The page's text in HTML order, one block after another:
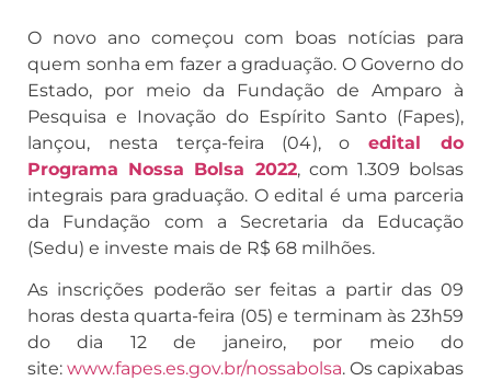
O novo ano começou com boas notícias para
quem sonha em fazer a graduação. O Governo do
Estado, por meio da Fundação de Amparo à
Pesquisa e Inovação do Espírito Santo (Fapes),
lançou, nesta terça-feira (04), oedital do
Programa Nossa Bolsa 2022, com 1.309 bolsas
integrais para graduação. O edital é uma parceria
da Fundação com a Secretaria da Educação
(Sedu) e investe mais de R$ 68 milhões.
As inscrições poderão ser feitas a partir das 09
horas desta quarta-feira (05) e terminam às 23h59
do dia 12 de janeiro, por meio do
site: www.fapes.es.gov.br/nossabolsa. Os capixabas